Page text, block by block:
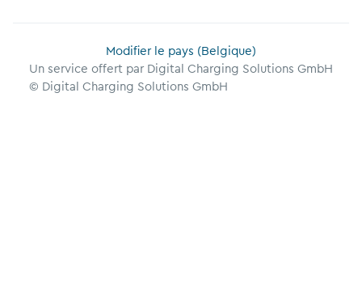
Modifier le pays (Belgique)
Un service offert par Digital Charging Solutions GmbH
© Digital Charging Solutions GmbH